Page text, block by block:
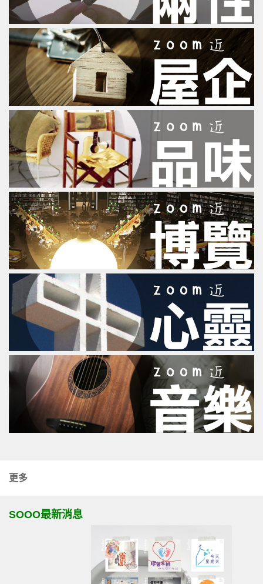
更多
SOOO最新消息